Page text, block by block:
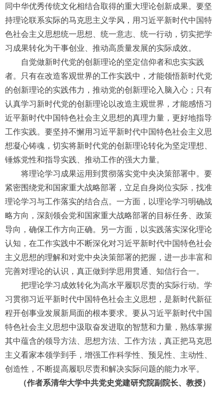
同中华优秀传统文化相结合取得的重大理论创新成果。要坚
持理论联系实际的马克思主义学风，用习近平新时代中国特
色社会主义思想统一思想、统一意志、统一行动，切实把学
习成果转化为干事创业、推动高质量发展的实际成效。
自觉做新时代党的创新理论的坚定信仰者和忠实实践
者。只有在改造客观世界的工作实践中，才能领悟新时代党
的创新理论的实践伟力，推动党的创新理论入脑入心；只有
认真学习新时代党的创新理论以改造主观世界，才能感悟习
近平新时代中国特色社会主义思想的真理力量，更好地指导
工作实践。要坚持不懈用习近平新时代中国特色社会主义思
想凝心铸魂，切实将新时代党的创新理论转化为坚定理想、
锤炼党性和指导实践、推动工作的强大力量。
将理论学习成果运用到贯彻落实党中央决策部署中。要
紧密围绕党和国家重大战略部署，立足自身岗位实际，找准
理论学习与工作落实的结合点。一方面，以理论学习明确战
略方向，深刻领会党和国家重大战略部署的目标任务、政策
导向，确保工作方向正确。另一方面，以实践落实深化理论
认知，在工作实践中不断深化对习近平新时代中国特色社会
主义思想的理解和对党中央决策部署的把握，进一步丰富和
完善对理论的认识，真正做到学思用贯通、知信行合一。
把理论学习成效转化为高水平履职尽责的实际行动。学
习贯彻习近平新时代中国特色社会主义思想，是新时代新征
程开创事业发展新局面的根本要求。要从习近平新时代中国
特色社会主义思想中汲取奋发进取的智慧和力量，熟练掌握
其中蕴含的领导方法、思想方法、工作方法，真正把马克思
主义看家本领学到手，增强工作科学性、预见性、主动性、
创造性，不断提高履职尽责和解决实际问题的能力水平。
（作者系清华大学中共党史党建研究院副院长、教授）